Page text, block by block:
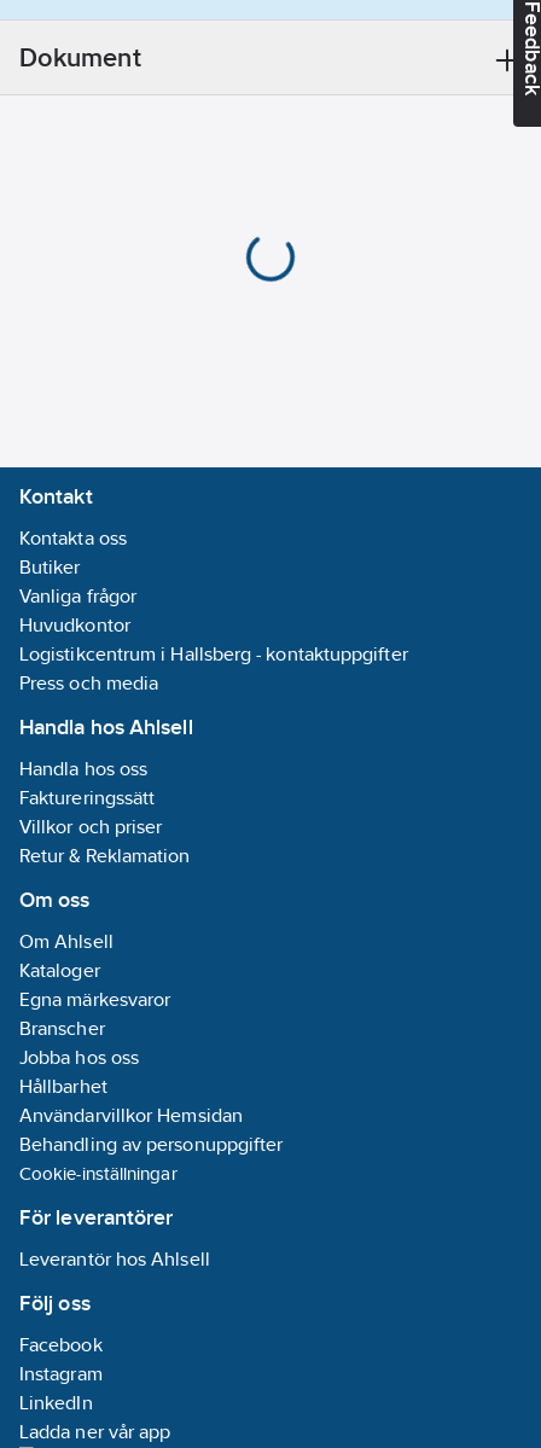
Dokument
Kontakt
Kontakta oss
Butiker
Vanliga frågor
Huvudkontor
Logistikcentrum i Hallsberg - kontaktuppgifter
Press och media
Handla hos Ahlsell
Handla hos oss
Faktureringssätt
Villkor och priser
Retur & Reklamation
Om oss
Om Ahlsell
Kataloger
Egna märkesvaror
Branscher
Jobba hos oss
Hållbarhet
Användarvillkor Hemsidan
Behandling av personuppgifter
Cookie-inställningar
För leverantörer
Leverantör hos Ahlsell
Följ oss
Facebook
Instagram
LinkedIn
Ladda ner vår app